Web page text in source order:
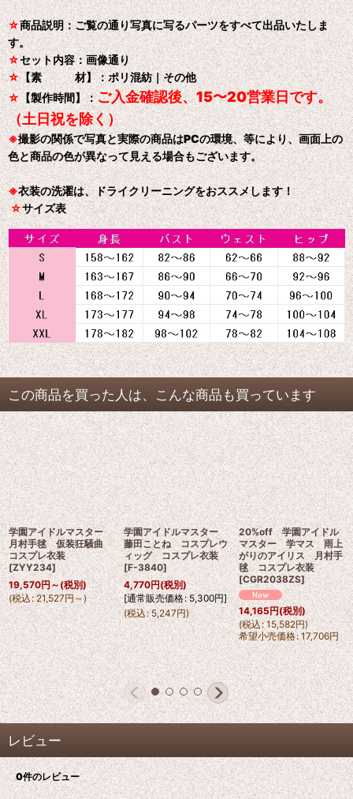
☆商品説明：ご覧の通り写真に写るパーツをすべて出品いたしま
す。
☆セット内容：画像通り
☆【素 材】：ポリ混紡｜その他
☆【製作時間】：ご入金確認後、15〜20営業日です。
（土日祝を除く）
※撮影の関係で写真と実際の商品はPCの環境、等により、画面上の
色と商品の色が異なって見える場合もございます。
※衣装の洗濯は、ドライクリーニングをおススメします！
☆サイズ表
この商品を買った人は、こんな商品も買っています
学園アイドルマスター
月村手毬 仮装狂騒曲
コスプレ衣装
[ZYY234]
19,570円～(税別)
(税込: 21,527円～)
学園アイドルマスター
藤田ことね コスプレウ
ィッグ コスプレ衣装
[F-3840]
4,770円(税別)
[通常販売価格: 5,300円]
(税込: 5,247円)
20%off 学園アイドル
マスター 学マス 雨上
がりのアイリス 月村手
毬 コスプレ衣装
[CGR2038ZS]
14,165円(税別)
(税込: 15,582円)
希望小売価格: 17,706円
レビュー
0件のレビュー